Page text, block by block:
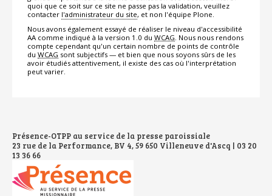
quoi que ce soit sur ce site ne passe pas la validation, veuillez
contacter l'administrateur du site, et non l'équipe Plone.
Nous avons également essayé de réaliser le niveau d'accessibilité
AA comme indiqué à la version 1.0 du WCAG. Nous nous rendons
compte cependant qu'un certain nombre de points de contrôle
du WCAG sont subjectifs — et bien que nous soyons sûrs de les
avoir étudiés attentivement, il existe des cas où l'interprétation
peut varier.
Présence-OTPP au service de la presse paroissiale
23 rue de la Performance, BV 4, 59 650 Villeneuve d'Ascq | 03 20
13 36 66